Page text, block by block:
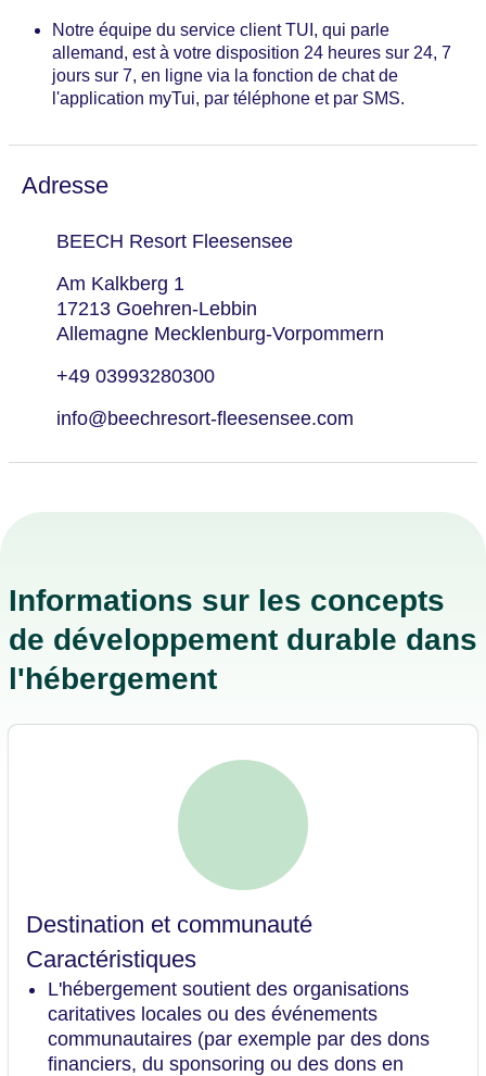
Notre équipe du service client TUI, qui parle
allemand, est à votre disposition 24 heures sur 24, 7
jours sur 7, en ligne via la fonction de chat de
l'application myTui, par téléphone et par SMS.
Adresse
BEECH Resort Fleesensee
Am Kalkberg 1
17213 Goehren-Lebbin
Allemagne Mecklenburg-Vorpommern
+49 03993280300
info@beechresort-fleesensee.com
Informations sur les concepts
de développement durable dans
l'hébergement
Destination et communauté
Caractéristiques
L'hébergement soutient des organisations
caritatives locales ou des événements
communautaires (par exemple par des dons
financiers, du sponsoring ou des dons en